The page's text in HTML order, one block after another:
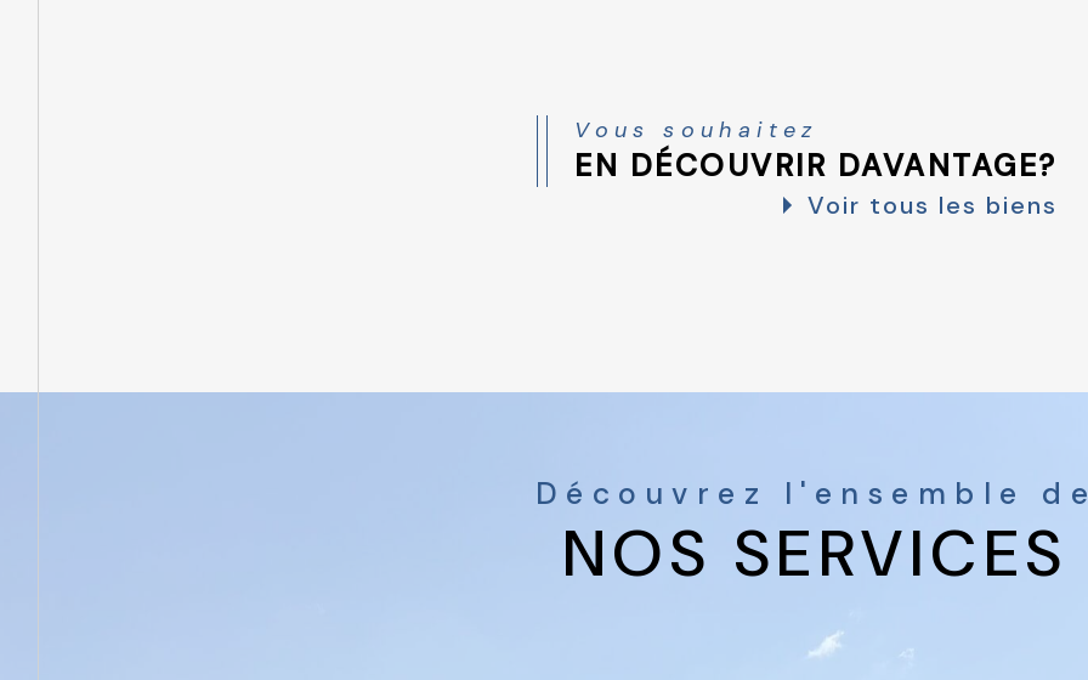
Vous souhaitez
EN DÉCOUVRIR DAVANTAGE?
Voir tous les biens
Découvrez l'ensemble
NOS SERVICES